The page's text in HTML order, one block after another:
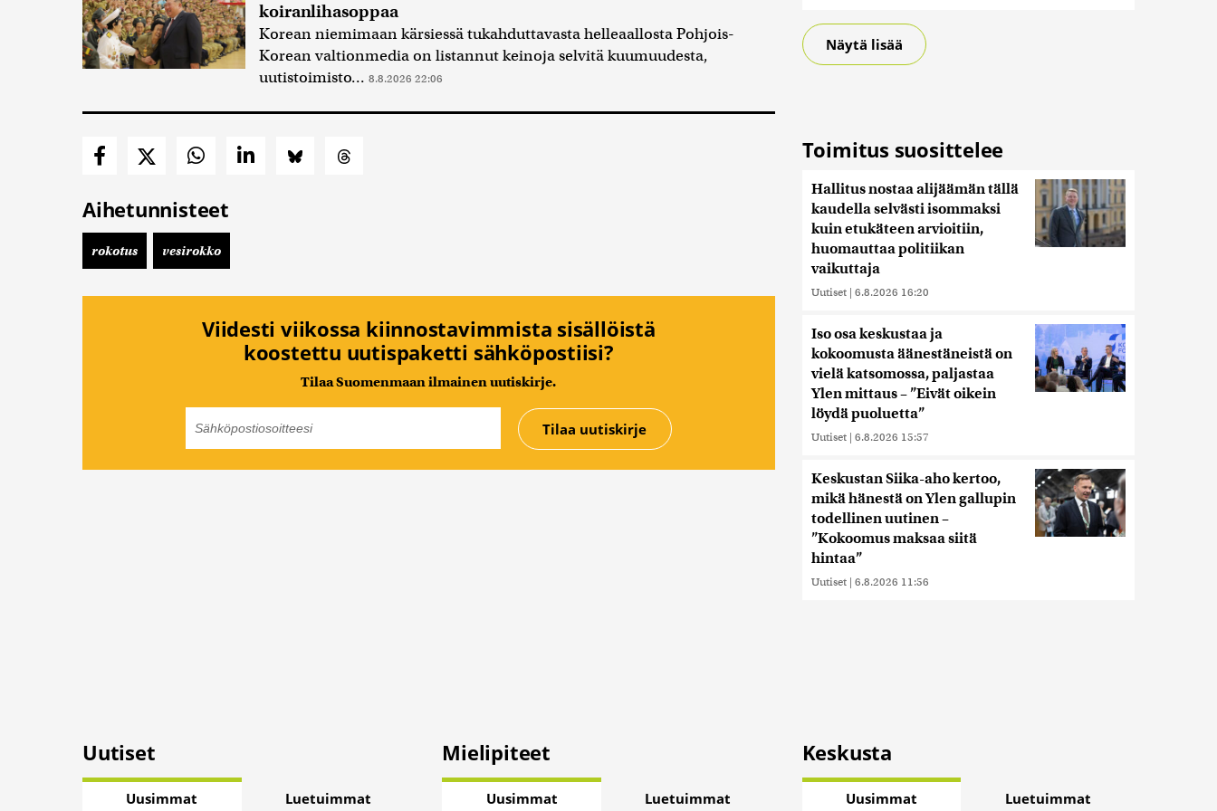
koiranlihasoppaa
Korean niemimaan kärsiessä tukahduttavasta helleaallosta Pohjois-
Korean valtionmedia on listannut keinoja selvitä kuumuudesta,
uutistoimisto... 8.8.2026 22:06
Aihetunnisteet
rokotus vesirokko
Viidesti viikossa kiinnostavimmista sisällöistä
koostettu uutispaketti sähköpostiisi?
Tilaa Suomenmaan ilmainen uutiskirje.
Näytä lisää
Toimitus suosittelee
Hallitus nostaa alijäämän tällä
kaudella selvästi isommaksi
kuin etukäteen arvioitiin,
huomauttaa politiikan
vaikuttaja
Uutiset | 6.8.2026 16:20
Iso osa keskustaa ja
kokoomusta äänestäneistä on
vielä katsomossa, paljastaa
Ylen mittaus – ”Eivät oikein
löydä puoluetta”
Uutiset | 6.8.2026 15:57
Keskustan Siika-aho kertoo,
mikä hänestä on Ylen gallupin
todellinen uutinen –
”Kokoomus maksaa siitä
hintaa”
Uutiset | 6.8.2026 11:56
Uutiset
Uusimmat Luetuimmat
Mielipiteet
Uusimmat Luetuimmat
Keskusta
Uusimmat Luetuimmat